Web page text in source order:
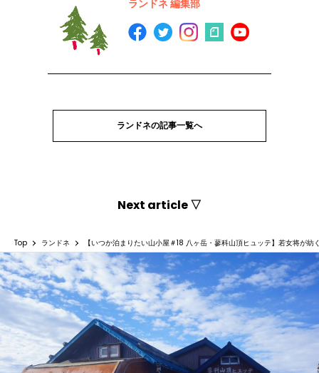
ランドネ 編集部
ランドネの記事一覧へ
Next article ▽
Top ランドネ 【いつか泊まりたい山小屋＃18 八ヶ岳・蓼科山頂ヒュッテ】若女将が紡